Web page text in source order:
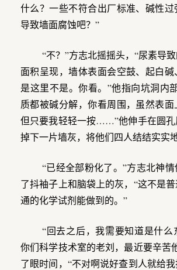
什么？一些不符合出厂标准、碱性
导致墙面腐蚀吧？”
“不？”方志北摇摇头，“尿素导
面积呈现，墙体表面会空鼓、起白
是这里不是。你看。”他指向坑洞内
质都被碱分解，你看周围，虽然表面
但只要我轻轻一按……”他伸手在圆孔
掉下一片墙灰，将他们四人结结实实
“已经全部粉化了。”方志北神
了抖袖子上和脑袋上的灰，“这不是
通的化学试剂能做到的。”
“回去之后，我需要知道是什么
你们科学技术室的老刘，最近要辛苦
了眼时间，“不对啊说好查到人就给